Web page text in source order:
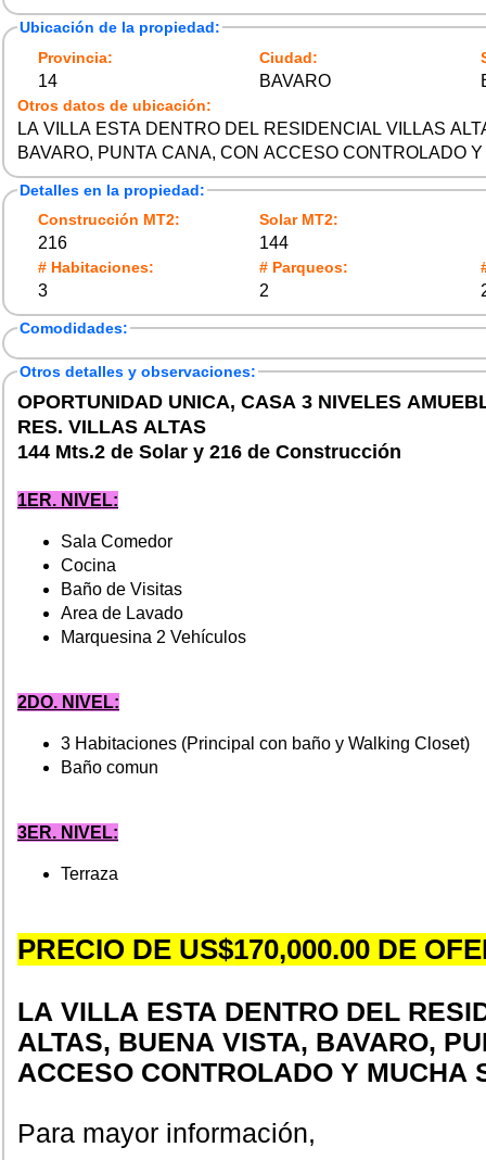
Ubicación de la propiedad:
Provincia:
14
Ciudad:
BAVARO
Otros datos de ubicación:
LA VILLA ESTA DENTRO DEL RESIDENCIAL VILLAS
BAVARO, PUNTA CANA, CON ACCESO CONTROLADO
Detalles en la propiedad:
Construcción MT2:
216
Solar MT2:
144
# Habitaciones:
3
# Parqueos:
2
Comodidades:
Otros detalles y observaciones:
OPORTUNIDAD UNICA, CASA 3 NIVELES
RES. VILLAS ALTAS
144 Mts.2 de Solar y 216 de Construcción
1ER. NIVEL:
Sala Comedor
Cocina
Baño de Visitas
Area de Lavado
Marquesina 2 Vehículos
2DO. NIVEL:
3 Habitaciones (Principal con baño y Walking Closet)
Baño comun
3ER. NIVEL:
Terraza
PRECIO DE US$170,000.00 DE
LA VILLA ESTA DENTRO DEL
ALTAS, BUENA VISTA, BAVARO,
ACCESO CONTROLADO Y MUCHA
Para mayor información,